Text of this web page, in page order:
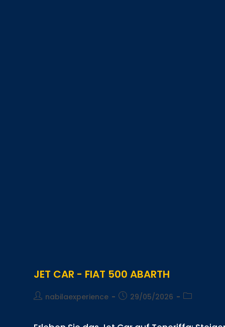
JET CAR - FIAT 500 ABARTH
nabilaexperience 29/05/2026